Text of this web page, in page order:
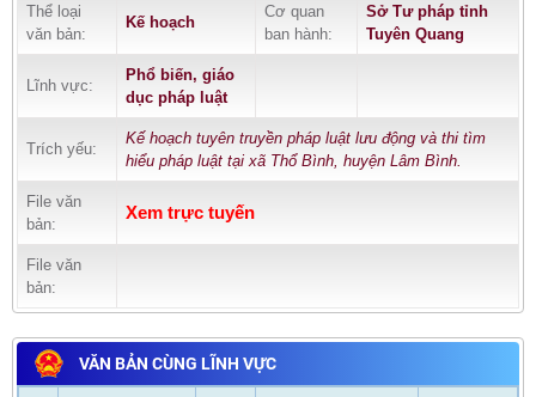
Thể loại
văn bản:
Kế hoạch
Cơ quan
ban hành:
Sở Tư pháp tỉnh
Tuyên Quang
Lĩnh vực:
Phổ biến, giáo
dục pháp luật
Trích yếu:
Kế hoạch tuyên truyền pháp luật lưu động và thi tìm
hiểu pháp luật tại xã Thổ Bình, huyện Lâm Bình.
File văn
bản:
Xem trực tuyến
File văn
bản:
VĂN BẢN CÙNG LĨNH VỰC